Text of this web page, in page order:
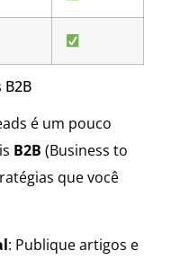
é um pouco
B2B (Business to
que você
: Publique artigos e